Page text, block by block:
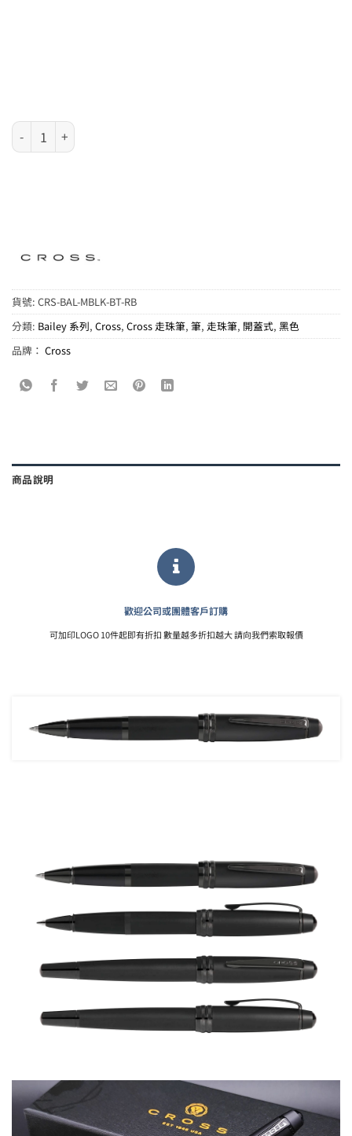
Cross Bailey 系列 - 磨砂黑黑夾走珠筆 (AT0455-19) 數量
貨號: CRS-BAL-MBLK-BT-RB
分類: Bailey 系列, Cross, Cross 走珠筆, 筆, 走珠筆, 開蓋式, 黑色
品牌： Cross
商品說明
歡迎公司或團體客戶訂購
可加印LOGO 10件起即有折扣 數量越多折扣越大 請向我們索取報價